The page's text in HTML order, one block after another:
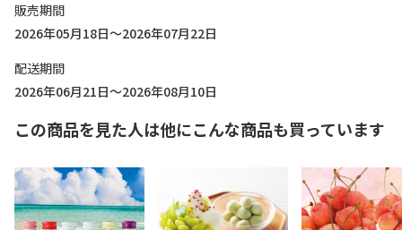
販売期間
2026年05月18日～2026年07月22日
配送期間
2026年06月21日～2026年08月10日
この商品を見た人は他にこんな商品も買っています